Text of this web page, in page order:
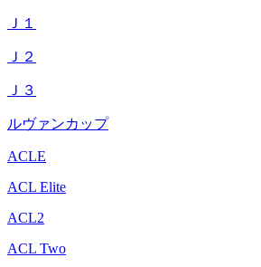
Ｊ１
Ｊ２
Ｊ３
ルヴァンカップ
ACLE
ACL Elite
ACL2
ACL Two